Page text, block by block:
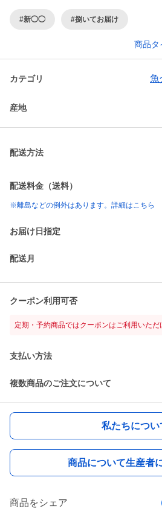
#新◯◯ #捌いてお届け
商品タ
カテゴリ 魚
産地
配送方法
配送料金（送料）
※離島などの例外はあります。詳細はこちら
お届け日指定
配送月
クーポン利用可否
定期・予約商品ではクーポンはご利用いただ
支払い方法
複数商品のご注文について
私たちについ
商品について生産者
商品をシェア